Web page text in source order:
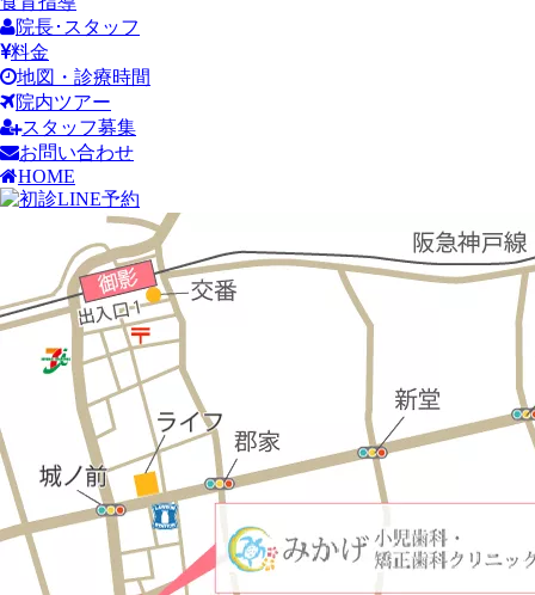
院長･スタッフ
料金
地図・診療時間
院内ツアー
スタッフ募集
お問い合わせ
HOME